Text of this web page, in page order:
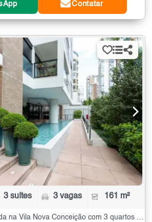
Contatar
3 suítes 3 vagas 161 m²
Apartamento à Venda na Vila Nova Conceição com 3 quartos - 161 m²